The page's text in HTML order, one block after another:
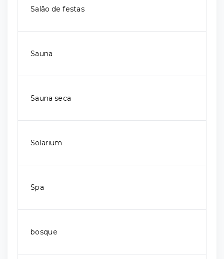
Salão de festas
Sauna
Sauna seca
Solarium
Spa
bosque